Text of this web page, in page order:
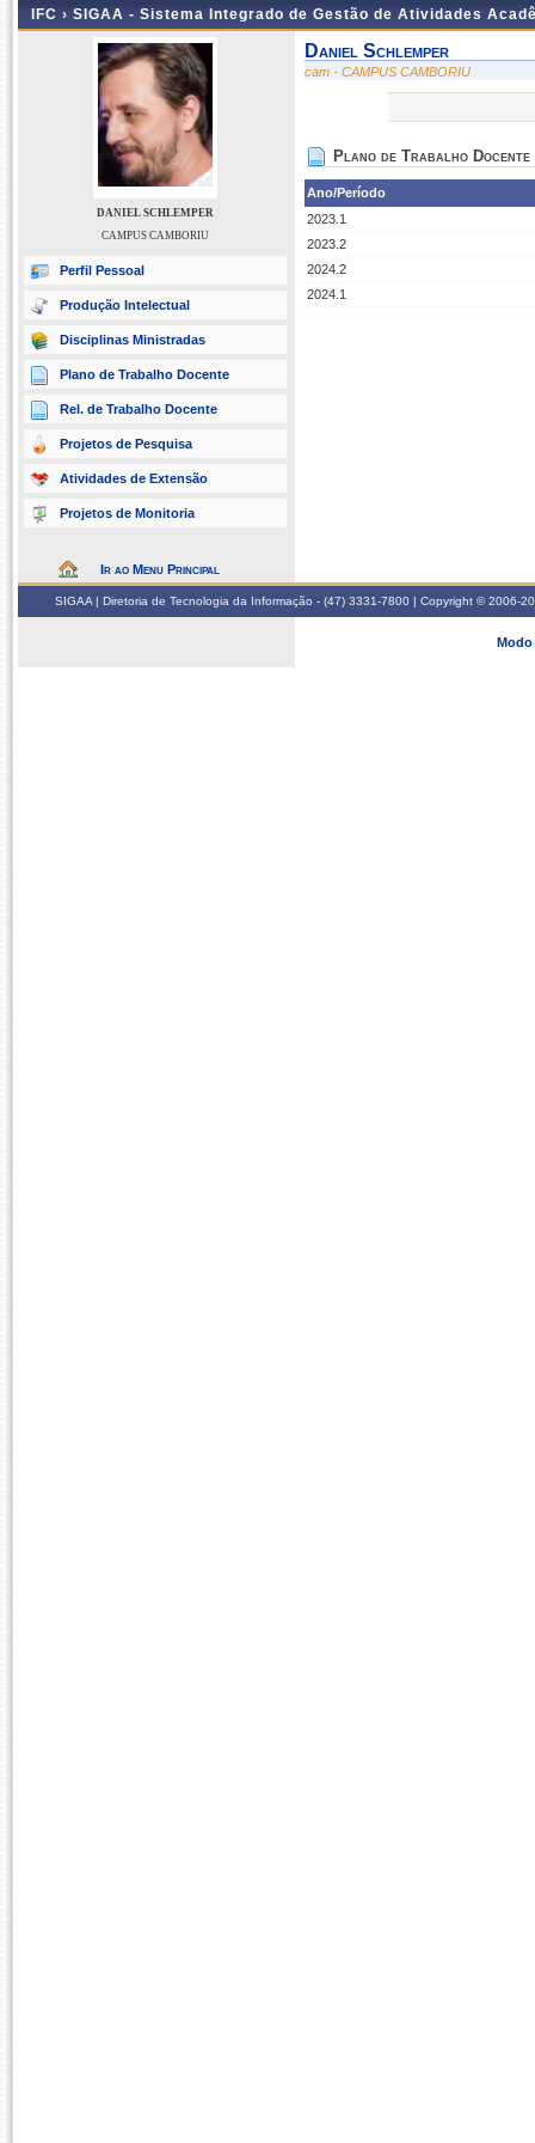
IFC › SIGAA - Sistema Integrado de Gestão de Atividades
DANIEL SCHLEMPER
CAMPUS CAMBORIU
Perfil Pessoal
Produção Intelectual
Disciplinas Ministradas
Plano de Trabalho Docente
Rel. de Trabalho Docente
Projetos de Pesquisa
Atividades de Extensão
Projetos de Monitoria
Ir ao Menu Principal
Daniel Schlemper
cam - CAMPUS CAMBORIU
Plano de Trabalho Docente
Ano/Período
2023.1
2023.2
2024.2
2024.1
SIGAA | Diretoria de Tecnologia da Informação - (47) 3331-7800 | Copyright © 2006-
Modo